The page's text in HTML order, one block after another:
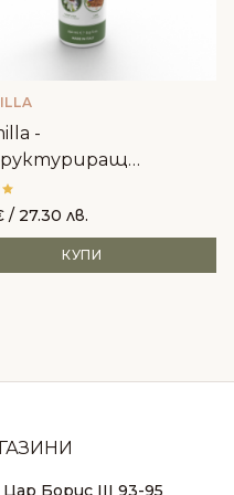
-
за боядисана коса
/ 27.30 лв.
КУПИ
Цар Борис III 93-95